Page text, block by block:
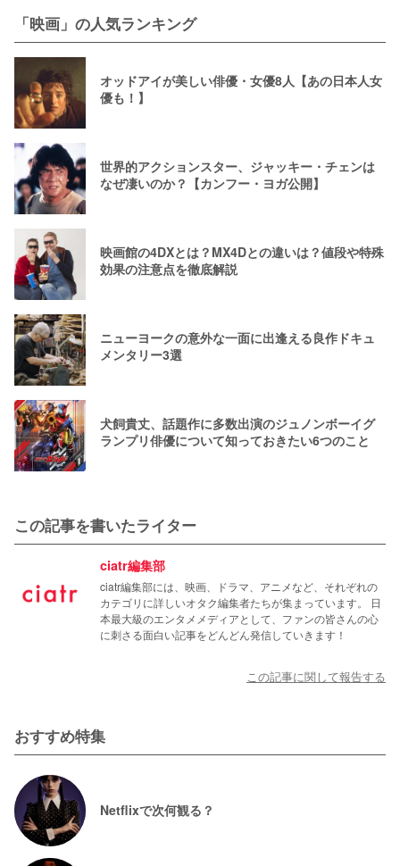
「映画」の人気ランキング
オッドアイが美しい俳優・女優8人【あの日本人女
優も！】
世界的アクションスター、ジャッキー・チェンは
なぜ凄いのか？【カンフー・ヨガ公開】
映画館の4DXとは？MX4Dとの違いは？値段や特殊
効果の注意点を徹底解説
ニューヨークの意外な一面に出逢える良作ドキュ
メンタリー3選
犬飼貴丈、話題作に多数出演のジュノンボーイグ
ランプリ俳優について知っておきたい6つのこと
この記事を書いたライター
ciatr編集部
ciatr編集部には、映画、ドラマ、アニメなど、それぞれの
カテゴリに詳しいオタク編集者たちが集まっています。 日
本最大級のエンタメメディアとして、ファンの皆さんの心
に刺さる面白い記事をどんどん発信していきます！
この記事に関して報告する
おすすめ特集
Netflixで次何観る？